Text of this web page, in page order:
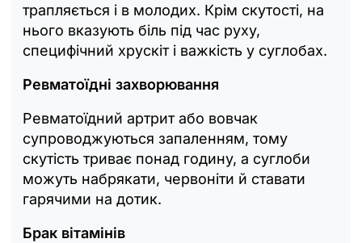
трапляється і в молодих. Крім скутості, на
нього вказують біль під час руху,
специфічний хрускіт і важкість у суглобах.
Ревматоїдні захворювання
Ревматоїдний артрит або вовчак
супроводжуються запаленням, тому
скутість триває понад годину, а суглоби
можуть набрякати, червоніти й ставати
гарячими на дотик.
Брак вітамінів